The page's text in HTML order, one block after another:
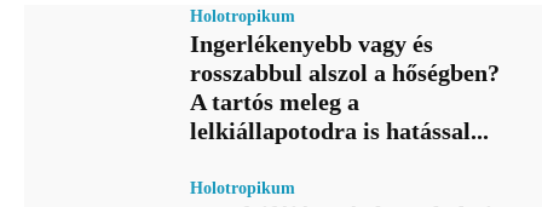
Holotropikum
Ingerlékenyebb vagy és
rosszabbul alszol a hőségben?
A tartós meleg a
lelkiállapotodra is hatással...
Holotropikum